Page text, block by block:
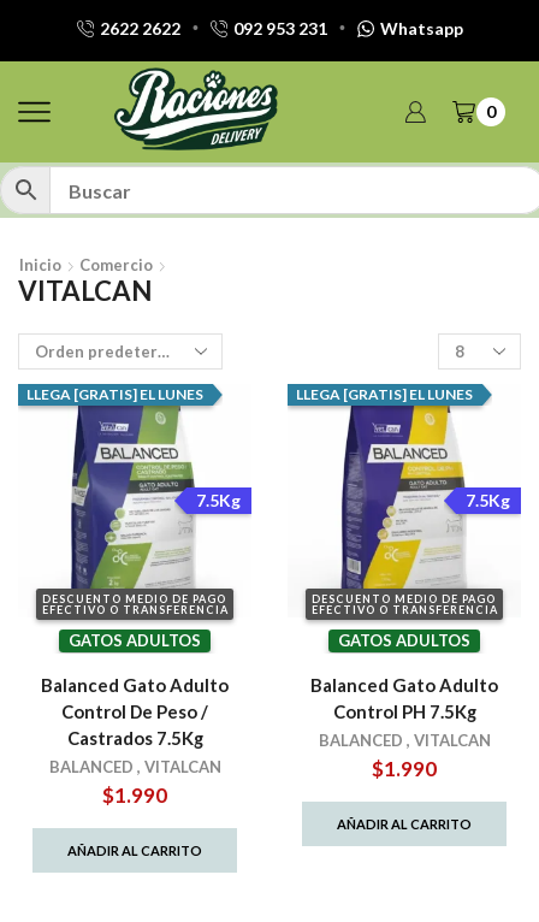
2622 2622 092 953 231 Whatsapp
0
Inicio Comercio
VITALCAN
Productos
por
pagina
DESCUENTO MEDIO DE PAGO
EFECTIVO O TRANSFERENCIA
7.5Kg
LLEGA [GRATIS] EL LUNES
GATOS ADULTOS
Balanced Gato Adulto
Control De Peso /
Castrados 7.5Kg
BALANCED , VITALCAN
$1.990
AÑADIR AL CARRITO
DESCUENTO MEDIO DE PAGO
EFECTIVO O TRANSFERENCIA
7.5Kg
LLEGA [GRATIS] EL LUNES
GATOS ADULTOS
Balanced Gato Adulto
Control PH 7.5Kg
BALANCED , VITALCAN
$1.990
AÑADIR AL CARRITO